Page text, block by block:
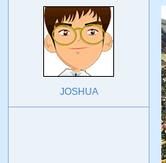
JOSHUA